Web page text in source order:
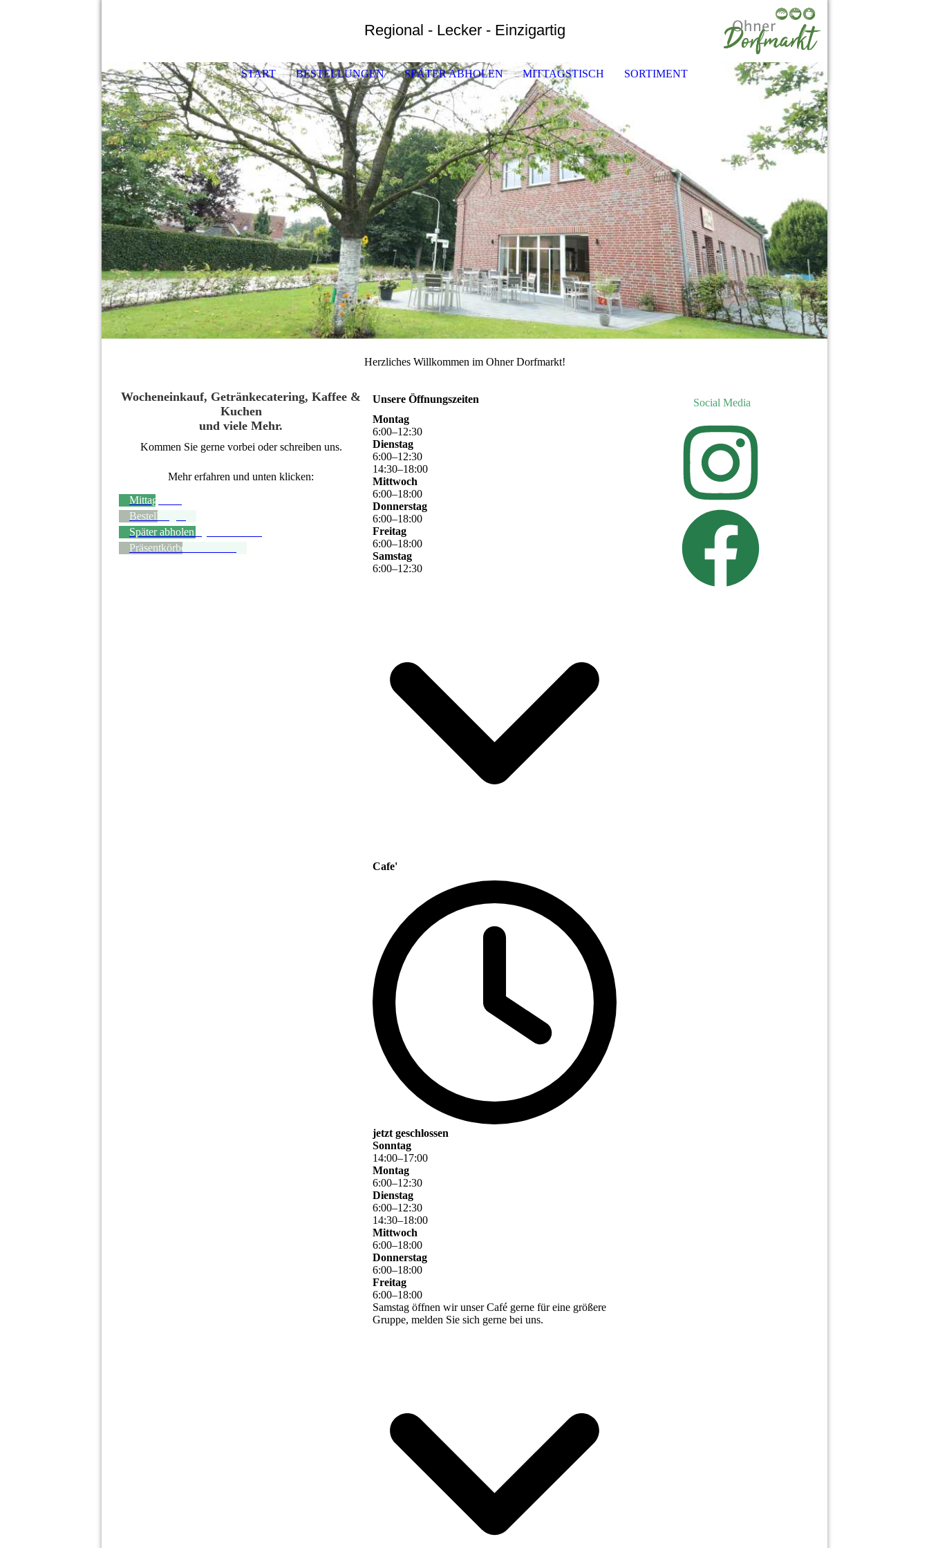
Regional - Lecker - Einzigartig
START BESTELLUNGEN SPÄTER ABHOLEN MITTAGSTISCH SORTIMENT
Herzliches Willkommen im Ohner Dorfmarkt!
Wocheneinkauf, Getränkecatering, Kaffee &
Kuchen
und viele Mehr.
Kommen Sie gerne vorbei oder schreiben uns.
Mehr erfahren und unten klicken:
Mittagstisch
Bestellungen
Später abholen - jetzt bestellen
Präsentkörbe / Sortiment
Unsere Öffnungszeiten
Montag
6:00–12:30
Dienstag
6:00–12:30
14:30–18:00
Mittwoch
6:00–18:00
Donnerstag
6:00–18:00
Freitag
6:00–18:00
Samstag
6:00–12:30
Cafe'
jetzt geschlossen
Sonntag
14:00–17:00
Montag
6:00–12:30
Dienstag
6:00–12:30
14:30–18:00
Mittwoch
6:00–18:00
Donnerstag
6:00–18:00
Freitag
6:00–18:00
Samstag öffnen wir unser Café gerne für eine größere
Gruppe, melden Sie sich gerne bei uns.
Social Media